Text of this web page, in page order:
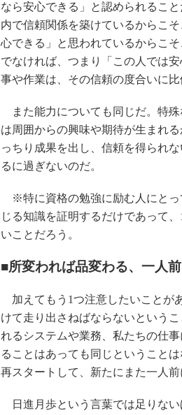
なら安心できる」と認められるこ
内で信頼関係を築けているからこ
心できる」と思われているからこ
でなければ、つまり「この人では
事や作業は、その信頼の度合いに
また能力についても同じだ。特
は周囲からの興味や期待が生まれ
っちり成果を出し、信頼を得られ
るに過ぎないのだ。
※特に資格の勉強に励む人にとっ
じる知識を証明するだけであって
いことだろう。
■所変われば品変わる、一人
加えてもう1つ注意したいことが
けて走り出さねばならないという
れるシステムや業務、私たちの仕
ることはあっても同じということ
再スタートして、新たにまた一人
日進月歩という言葉では足りない